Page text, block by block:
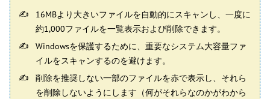
16MBより大きいファイルを自動的にスキャンし、一度に
約1,000ファイルを一覧表示および削除できます。
Windowsを保護するために、重要なシステム大容量ファ
イルをスキャンするのを避けます。
削除を推奨しない一部のファイルを赤で表示し、それら
を削除しないようにします（何がそれらなのかがわから